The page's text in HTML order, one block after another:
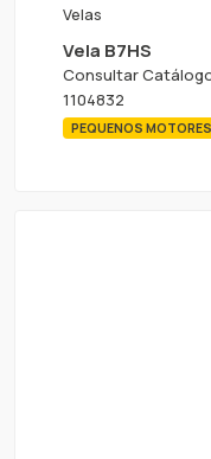
Velas
Vela B7HS
Consultar
1104832
PEQUENOS MOTORES